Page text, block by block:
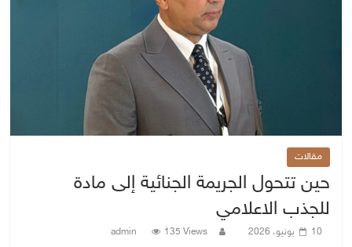
مقالات
حين تتحول الجريمة الجنائية إلى مادة
للجذب الاعلامي
10 يونيو، 2026 admin 135 Views